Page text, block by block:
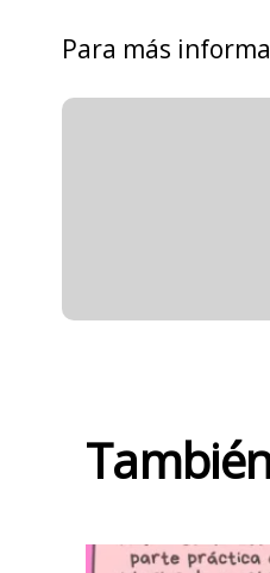
Para más